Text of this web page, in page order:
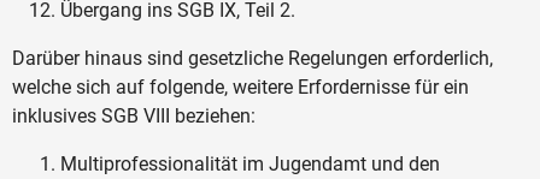
Übergang ins SGB IX, Teil 2.
Darüber hinaus sind gesetzliche Regelungen erforderlich,
welche sich auf folgende, weitere Erfordernisse für ein
inklusives SGB VIII beziehen:
Multiprofessionalität im Jugendamt und den